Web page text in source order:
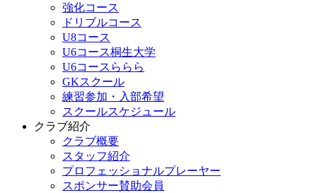
強化コース
ドリブルコース
U8コース
U6コース桐生大学
U6コースららら
GKスクール
練習参加・入部希望
スクールスケジュール
クラブ紹介
クラブ概要
スタッフ紹介
プロフェッショナルプレーヤー
スポンサー賛助会員